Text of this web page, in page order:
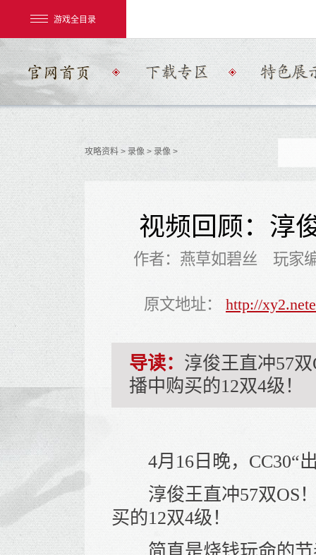
游戏全目录
大话2经典版
攻略资料 > 录像 > 录像 >
视频回顾：淳
作者：燕草如碧丝 玩家
原文地址： http://
导读： 淳俊王直冲57
播中购买的12双4级！
4月16日晚，CC30“
淳俊王直冲57双OS！
买的12双4级！